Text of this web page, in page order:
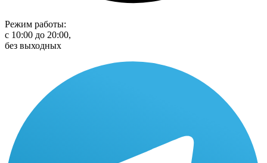
Режим работы:
с 10:00 до 20:00,
без выходных